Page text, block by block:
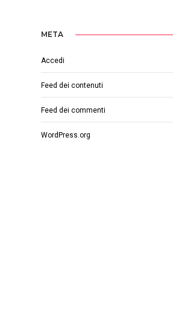
META
Accedi
Feed dei contenuti
Feed dei commenti
WordPress.org